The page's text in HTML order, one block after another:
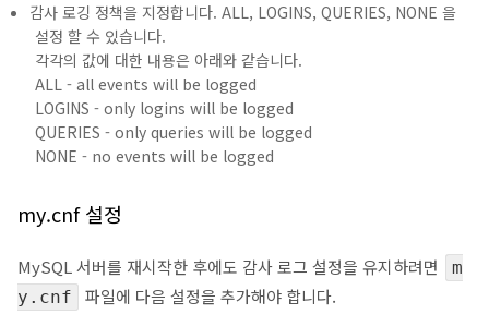
감사 로깅 정책을 지정합니다. ALL, LOGINS, QUERIES, NONE 을
설정 할 수 있습니다.
각각의 값에 대한 내용은 아래와 같습니다.
ALL - all events will be logged
LOGINS - only logins will be logged
QUERIES - only queries will be logged
NONE - no events will be logged
my.cnf 설정
MySQL 서버를 재시작한 후에도 감사 로그 설정을 유지하려면
m
y.cnf
파일에 다음 설정을 추가해야 합니다.